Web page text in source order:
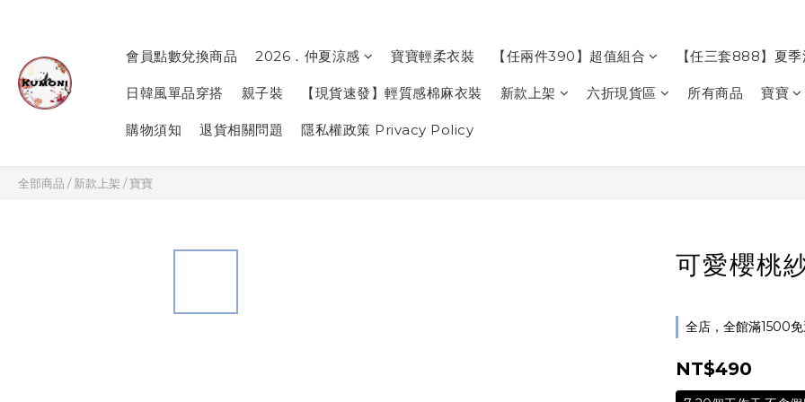
會員點數兌換商品 2026．仲夏涼感 寶寶輕柔衣裝 【任兩件390】超值組合 【任三套888】夏
日韓風單品穿搭 親子裝 【現貨速發】輕質感棉麻衣裝 新款上架 六折現貨區 所有商品 寶寶
購物須知 退貨相關問題 隱私權政策 Privacy Policy
全部商品 /新款上架 /寶寶
可愛櫻桃
全店，全館滿1500
NT$490